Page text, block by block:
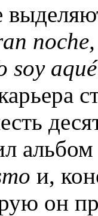
noche
soy aqué
и,
он